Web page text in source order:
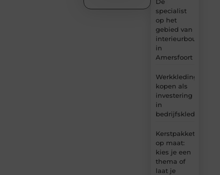
specialist
op het
gebied van
interieurbouw
in
Amersfoort
Werkkleding
kopen als
investering
in
bedrijfskleding
Kerstpakket
op maat:
kies je een
thema of
laat je